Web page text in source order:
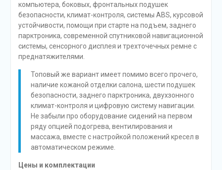
компьютера, боковых, фронтальных подушек
безопасности, климат-контроля, системы ABS, курсовой
устойчивости, помощи при старте на подъем, заднего
парктроника, современной спутниковой навигационной
системы, сенсорного дисплея и трехточечных ремне с
преднатяжителями.
Топовый же вариант имеет помимо всего прочего,
наличие кожаной отделки салона, шести подушек
безопасности, заднего парктроника, двухзонного
климат-контроля и цифровую систему навигации.
Не забыли про оборудование сидений на первом
ряду опцией подогрева, вентилирования и
массажа, вместе с настройкой положений кресел в
автоматическом режиме.
Цены и комплектации